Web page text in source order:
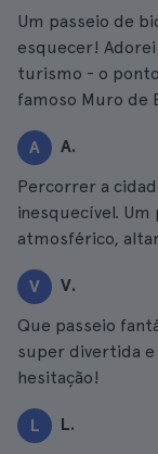
Um passeio de
esquecer!
turismo - o
famoso Muro de
A A.
Percorrer a
inesquecível.
atmosférico,
V V.
Que passeio
super divertida
hesitação!
L L.